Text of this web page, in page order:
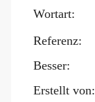
Blog
Wortart:
Referenz:
Besser:
Erstellt von: